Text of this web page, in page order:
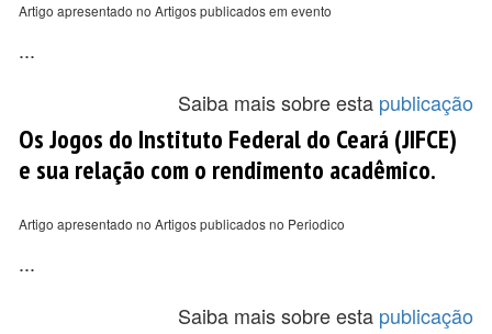
Artigo apresentado no Artigos publicados em evento
...
Saiba mais sobre esta publicação
Os Jogos do Instituto Federal do Ceará (JIFCE)
e sua relação com o rendimento acadêmico.
Artigo apresentado no Artigos publicados no Periodico
...
Saiba mais sobre esta publicação